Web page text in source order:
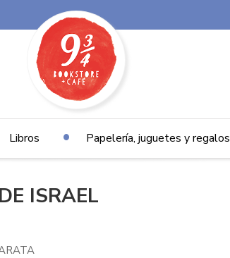
Libros Papelería, juguetes y regalos
ISRAEL